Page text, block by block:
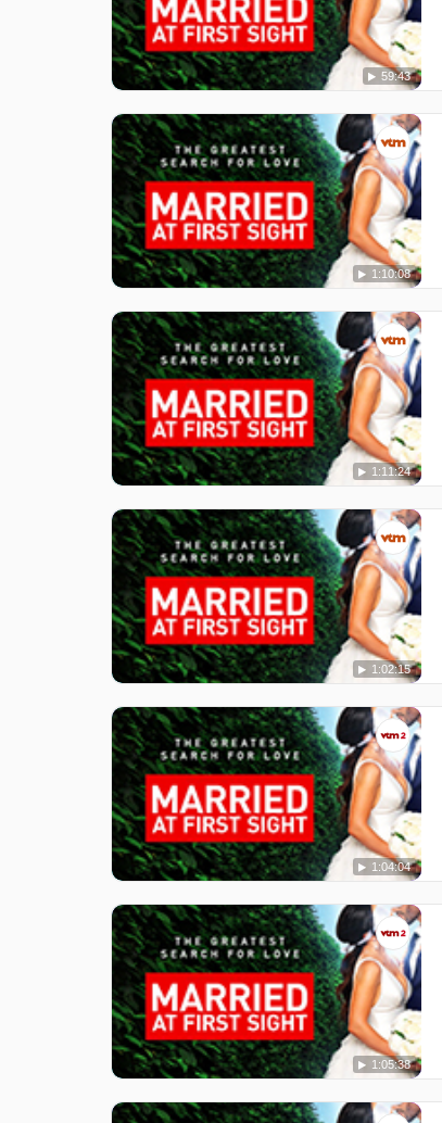
59:43
1:10:08
1:11:24
1:02:15
1:04:04
1:05:38